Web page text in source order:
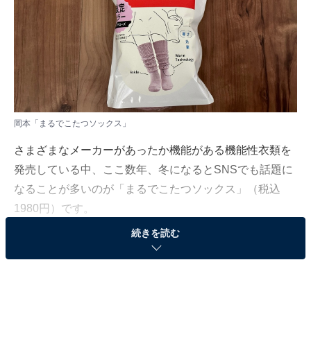
岡本「まるでこたつソックス」​​​​​
さまざまなメーカーがあったか機能がある機能性衣類を
発売している中、ここ数年、冬になるとSNSでも話題に
なることが多いのが「まるでこたつソックス」（税込
1980円）です。
レッグウエア専業メーカーである岡本の「まるでこたつ
続きを読む